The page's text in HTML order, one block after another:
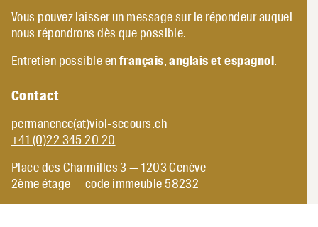
Vous pouvez laisser un message sur le répondeur auquel
nous répondrons dès que possible.
Entretien possible enfrançais,anglais etespagnol.
Contact
permanence(at)viol-secours.ch
+41 (0)22 345 20 20
Place des Charmilles 3 — 1203 Genève
2ème étage — code immeuble 58232